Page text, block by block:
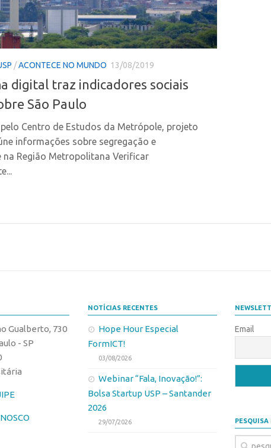
/ACONTECE NO MUNDO 13/08/2019
digital traz indicadores sociais
São Paulo
Centro de Estudos da Metrópole, projeto
informações sobre segregação e
na Região Metropolitana Verificar
Gualberto, 730
- SP
NOTÍCIAS RECENTES
Hope Hour Especial
FormICT!
03/08/2026
Webinar “Fala, Inovação!”:
Bolsa Startup USP – Santander
2026
29/07/2026
Email